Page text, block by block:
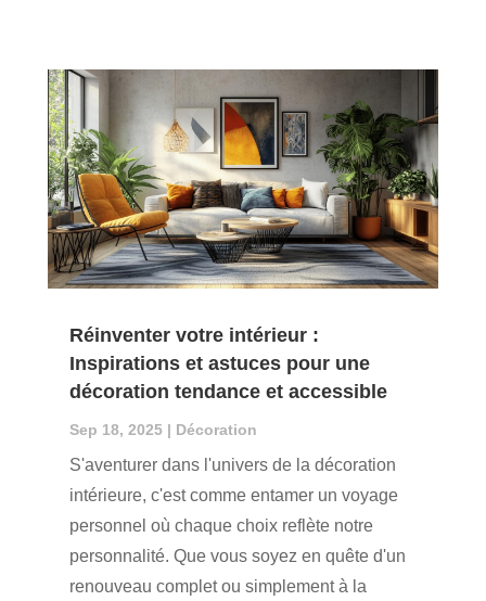
Réinventer votre intérieur :
Inspirations et astuces pour une
décoration tendance et accessible
Sep 18, 2025| Décoration
S'aventurer dans l'univers de la décoration
intérieure, c'est comme entamer un voyage
personnel où chaque choix reflète notre
personnalité. Que vous soyez en quête d'un
renouveau complet ou simplement à la